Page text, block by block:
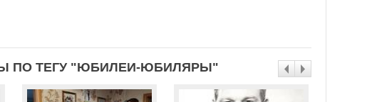
ПО ТЕГУ "ЮБИЛЕИ-ЮБИЛЯРЫ"